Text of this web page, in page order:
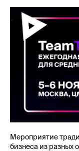
Мероприятие
бизнеса из разных